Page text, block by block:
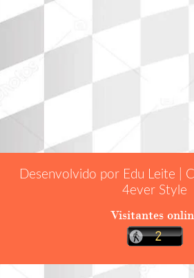
Desenvolvido por Edu Leite |
4ever Style
Visitantes